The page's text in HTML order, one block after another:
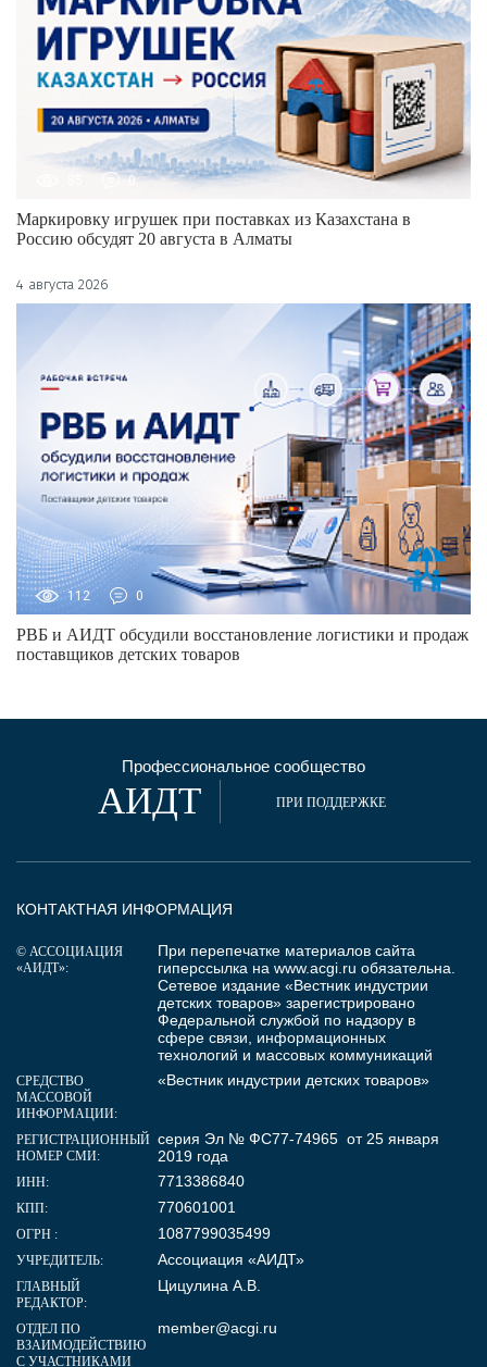
0
Маркировку игрушек при поставках из Казахстана в
Россию обсудят 20 августа в Алматы
4 августа 2026
112 0
РВБ и АИДТ обсудили восстановление логистики и продаж
поставщиков детских товаров
Профессиональное сообщество
АИДТ ПРИ ПОДДЕРЖКЕ
КОНТАКТНАЯ ИНФОРМАЦИЯ
© АССОЦИАЦИЯ
«АИДТ»:
При перепечатке материалов сайта
гиперссылка на www.acgi.ru обязательна.
Сетевое издание «Вестник индустрии
детских товаров» зарегистрировано
Федеральной службой по надзору в
сфере связи, информационных
технологий и массовых коммуникаций
СРЕДСТВО
МАССОВОЙ
ИНФОРМАЦИИ:
«Вестник индустрии детских товаров»
РЕГИСТРАЦИОННЫЙ
НОМЕР СМИ:
серия Эл № ФС77-74965 от 25 января
2019 года
ИНН: 7713386840
КПП: 770601001
ОГРН : 1087799035499
УЧРЕДИТЕЛЬ: Ассоциация «АИДТ»
ГЛАВНЫЙ
РЕДАКТОР:
Цицулина А.В.
ОТДЕЛ ПО
ВЗАИМОДЕЙСТВИЮ
С УЧАСТНИКАМИ
member@acgi.ru